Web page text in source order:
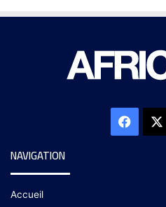
NAVIGATION
Accueil